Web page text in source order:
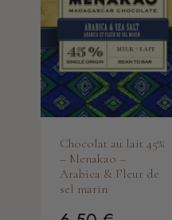
Chocolat au lait 45%
– Menakao –
Arabica & Fleur de
sel marin